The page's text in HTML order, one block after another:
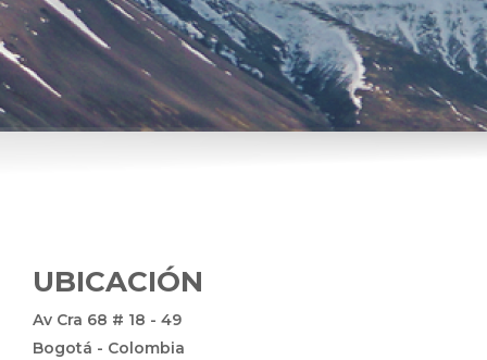
UBICACIÓN
Av Cra 68 # 18 - 49
Bogotá - Colombia